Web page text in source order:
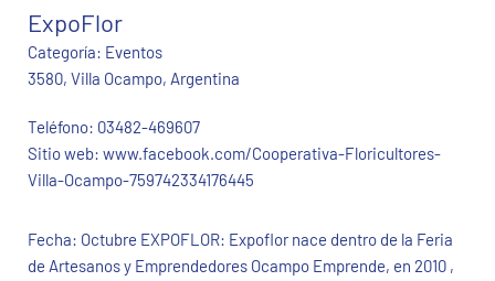
ExpoFlor
Categoría: Eventos
3580, Villa Ocampo, Argentina
Teléfono: 03482-469607
Sitio web: www.facebook.com/Cooperativa-Floricultores-
Villa-Ocampo-759742334176445
Fecha: Octubre EXPOFLOR: Expoflor nace dentro de la Feria
de Artesanos y Emprendedores Ocampo Emprende, en 2010 ,